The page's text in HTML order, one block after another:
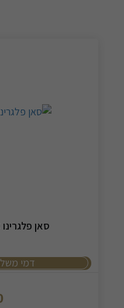
סאן פלגרינו 500 מ"ל פלסטיק- 6 יח'
דמי משלוח